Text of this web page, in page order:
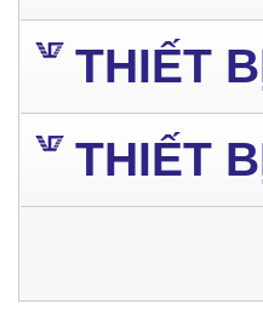
THIẾT
THIẾT